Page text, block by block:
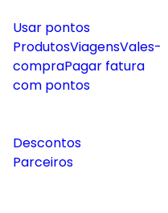
Usar pontos
ProdutosViagensVales-
compraPagar fatura
com pontos
Descontos
Parceiros